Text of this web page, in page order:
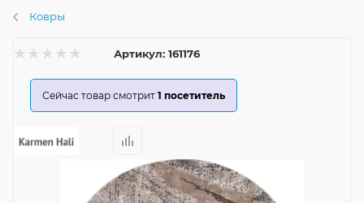
Ковры
Артикул: 161176
Сейчас товар смотрит 1 посетитель